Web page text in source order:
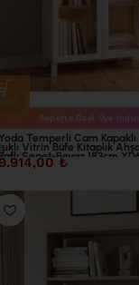
Sepette Özel Üye
Temperli Cam Kapaklı
Vitrin Büfe Kitaplık
Sepet-Beyaz 183cm
₺